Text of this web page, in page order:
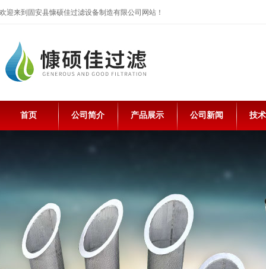
欢迎来到固安县慷硕佳过滤设备制造有限公司网站！
首页 公司简介 产品展示 公司新闻 技